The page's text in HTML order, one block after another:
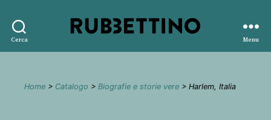
Cerca
editore
Menu
Home > Catalogo > Biografie e storie vere > Harlem, Italia